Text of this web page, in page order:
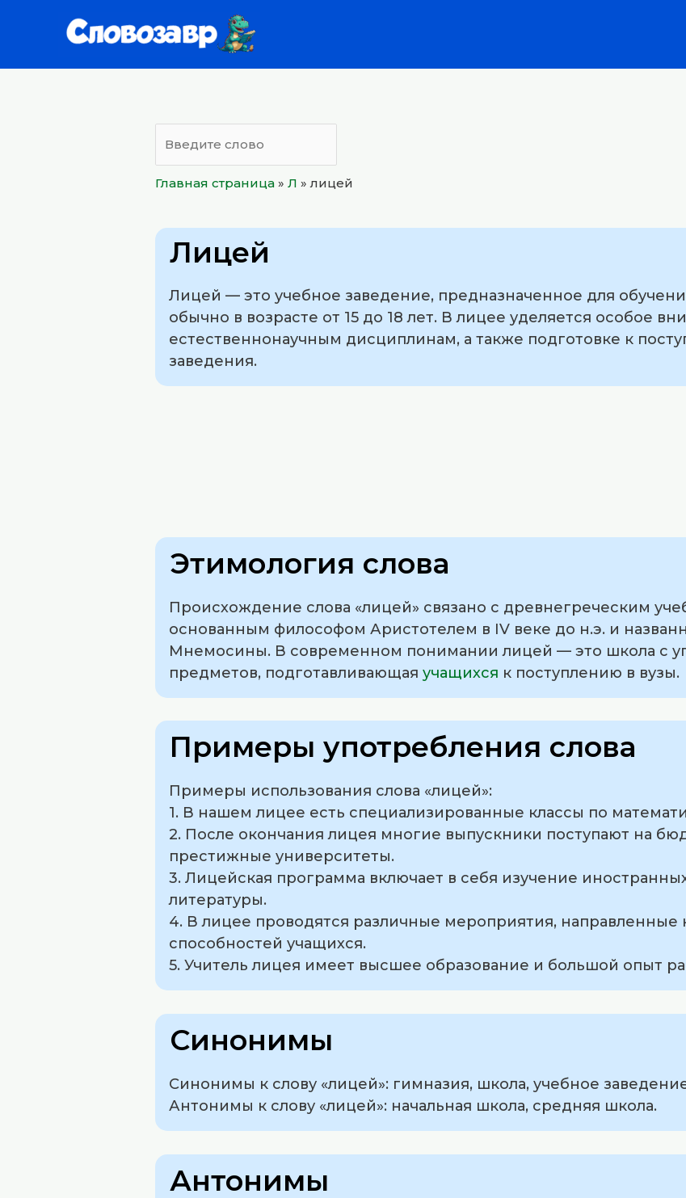
Главная страница » Л » лицей
Лицей
Лицей — это учебное заведение, предназначенное для
обычно в возрасте от 15 до 18 лет. В лицее уделяется особое
естественнонаучным дисциплинам, а также подготовке к
заведения.
Этимология слова
Происхождение слова «лицей» связано с древнегреческим
основанным философом Аристотелем в IV веке до н.э. и
Мнемосины. В современном понимании лицей — это школа с
предметов, подготавливающая учащихся к поступлению в вузы.
Примеры употребления слова
Примеры использования слова «лицей»:
1. В нашем лицее есть специализированные классы по
2. После окончания лицея многие выпускники поступают на
престижные университеты.
3. Лицейская программа включает в себя изучение
литературы.
4. В лицее проводятся различные мероприятия, направленные
способностей учащихся.
5. Учитель лицея имеет высшее образование и большой опыт
Синонимы
Синонимы к слову «лицей»: гимназия, школа, учебное
Антонимы к слову «лицей»: начальная школа, средняя школа.
Антонимы